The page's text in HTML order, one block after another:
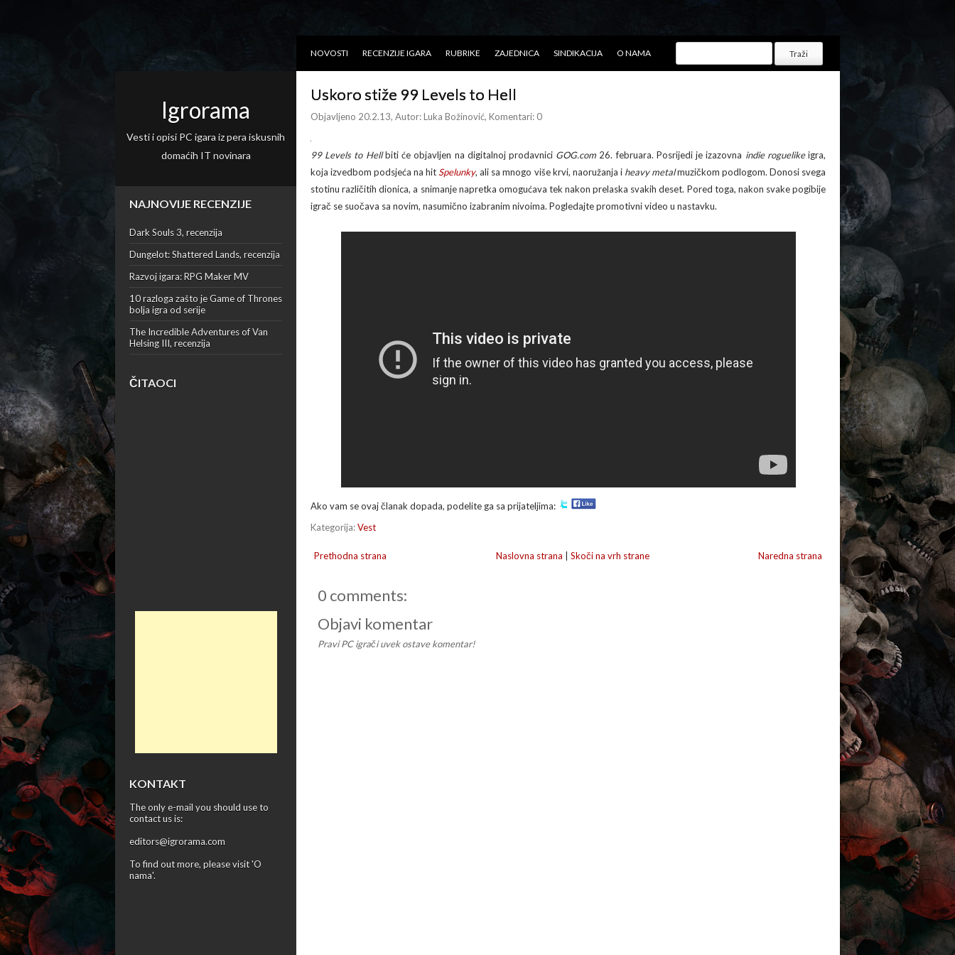
NOVOSTI RECENZIJE IGARA RUBRIKE ZAJEDNICA SINDIKACIJA O NAMA
Igrorama
Vesti i opisi PC igara iz pera iskusnih
domaćih IT novinara
NAJNOVIJE RECENZIJE
Dark Souls 3, recenzija
Dungelot: Shattered Lands, recenzija
Razvoj igara: RPG Maker MV
10 razloga zašto je Game of Thrones
bolja igra od serije
The Incredible Adventures of Van
Helsing III, recenzija
ČITAOCI
KONTAKT
The only e-mail you should use to
contact us is:
editors@igrorama.com
To find out more, please visit 'O
nama'.
Uskoro stiže 99 Levels to Hell
Objavljeno 20.2.13, Autor:Luka Božinović, Komentari: 0
99 Levels to Hellbiti će objavljen na digitalnoj prodavnici GOG.com 26. februara. Posrijedi je izazovna indie roguelikeigra,
koja izvedbom podsjeća na hitSpelunky, ali sa mnogo više krvi, naoružanja i heavy metalmuzičkom podlogom. Donosi svega
stotinu različitih dionica, a snimanje napretka omogućava tek nakon prelaska svakih deset. Pored toga, nakon svake pogibije
igrač se suočava sa novim, nasumično izabranim nivoima. Pogledajte promotivni video u nastavku.
Ako vam se ovaj članak dopada, podelite ga sa prijateljima:
Kategorija:Vest
Naredna strana
Prethodna strana Naslovna strana Skoči na vrh strane
0 comments:
Objavi komentar
Pravi PC igrači uvek ostave komentar!